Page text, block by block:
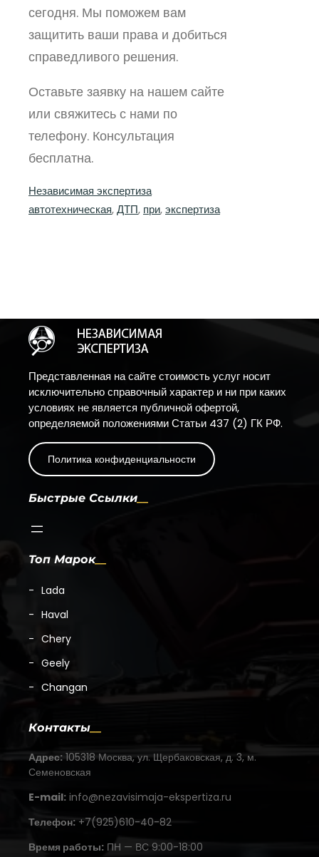
сегодня. Мы поможем вам
защитить ваши права и добиться
справедливого решения.
Оставьте заявку на нашем сайте
или свяжитесь с нами по
телефону. Консультация
бесплатна.
Независимая экспертиза
автотехническая, ДТП, при, экспертиза
Представленная на сайте стоимость услуг носит
исключительно справочный характер и ни при каких
условиях не является публичной офертой,
определяемой положениями Статьи 437 (2) ГК РФ.
Политика конфиденциальности
Быстрые Ссылки
Топ Марок
Lada
Haval
Chery
Geely
Changan
Контакты
Адрес: 105318 Москва, ул. Щербаковская, д. 3, м.
Семеновская
E-mail: info@nezavisimaja-ekspertiza.ru
Телефон: +7(925)610-40-82
Время работы: ПН — ВС 9:00-18:00